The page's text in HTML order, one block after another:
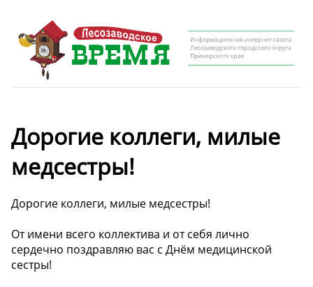
Дорогие коллеги, милые
медсестры!
Дорогие коллеги, милые медсестры!
От имени всего коллектива и от себя лично
сердечно поздравляю вас с Днём медицинской
сестры!